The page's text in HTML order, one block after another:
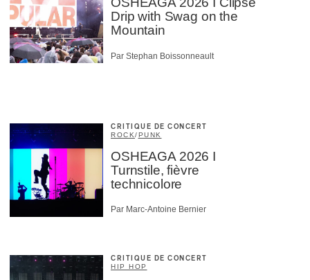
Drip with Swag on the
Mountain
Par Stephan Boissonneault
CRITIQUE DE CONCERT
ROCK/PUNK
OSHEAGA 2026 I
Turnstile, fièvre
technicolore
Par Marc-Antoine Bernier
CRITIQUE DE CONCERT
HIP HOP